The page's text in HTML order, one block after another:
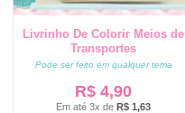
Livrinho De Colorir Meios de
Transportes
Pode ser feito em qualquer tema
R$ 4,90
Em até 3x de R$ 1,63